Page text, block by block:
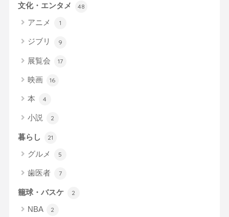
文化・エンタメ 48
アニメ 1
ジブリ 9
展覧会 17
映画 16
本 4
小説 2
暮らし 21
グルメ 5
歯医者 7
籠球・バスケ 2
NBA 2